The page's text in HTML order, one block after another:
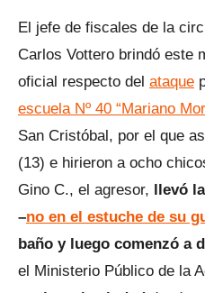
El jefe de fiscales de la
Carlos Vottero brindó este
oficial respecto del ataque
escuela Nº 40 “Mariano
San Cristóbal, por el que
(13) e hirieron a ocho
Gino C., el agresor, llevó
–no en el estuche de su
baño y luego comenzó a
el Ministerio Público de la